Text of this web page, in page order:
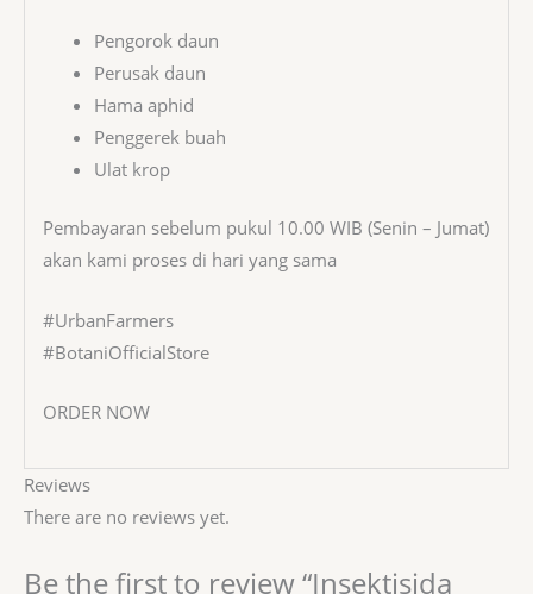
Pengorok daun
Perusak daun
Hama aphid
Penggerek buah
Ulat krop
Pembayaran sebelum pukul 10.00 WIB (Senin – Jumat)
akan kami proses di hari yang sama
#UrbanFarmers
#BotaniOfficialStore
ORDER NOW
Reviews
There are no reviews yet.
Be the first to review “Insektisida